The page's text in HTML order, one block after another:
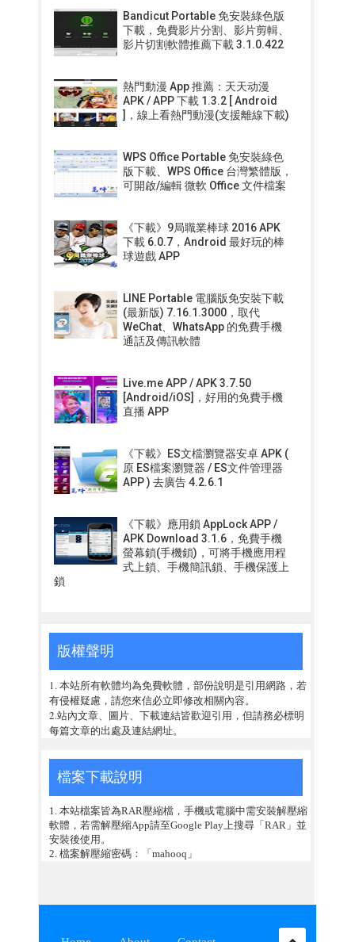
Bandicut Portable 免安裝綠色版
下載，免費影片分割、影片剪輯、
影片切割軟體推薦下載 3.1.0.422
熱門動漫 App 推薦：天天动漫
APK / APP 下載 1.3.2 [ Android
]，線上看熱門動漫(支援離線下載)
WPS Office Portable 免安裝綠色
版下載、WPS Office 台灣繁體版，
可開啟/編輯 微軟 Office 文件檔案
《下載》9局職業棒球 2016 APK
下載 6.0.7，Android 最好玩的棒
球遊戲 APP
LINE Portable 電腦版免安裝下載
(最新版) 7.16.1.3000，取代
WeChat、WhatsApp 的免費手機
通話及傳訊軟體
Live.me APP / APK 3.7.50
[Android/iOS]，好用的免費手機
直播 APP
《下載》ES文檔瀏覽器安卓 APK (
原 ES檔案瀏覽器 / ES文件管理器
APP ) 去廣告 4.2.6.1
《下載》應用鎖 AppLock APP /
APK Download 3.1.6，免費手機
螢幕鎖(手機鎖)，可將手機應用程
式上鎖、手機簡訊鎖、手機保護上
鎖
版權聲明
1. 本站所有軟體均為免費軟體，部份說明是引用網路，若
有侵權疑慮，請您來信必立即修改相關內容。
2.站內文章、圖片、下載連結皆歡迎引用，但請務必標明
每篇文章的出處及連結網址。
檔案下載說明
1. 本站檔案皆為RAR壓縮檔，手機或電腦中需安裝解壓縮
軟體，若需解壓縮App請至Google Play上搜尋「RAR」並
安裝後使用。
2. 檔案解壓縮密碼：「mahooq」